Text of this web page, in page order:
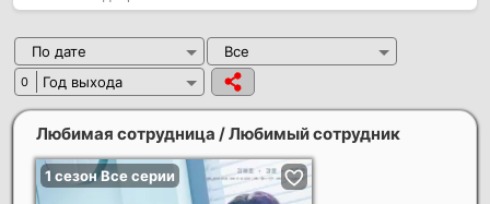
По дате Все
0 Год выхода
Любимая сотрудница / Любимый сотрудник